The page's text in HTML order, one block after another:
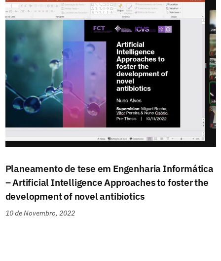
Planeamento de tese em Engenharia Informática
– Artificial Intelligence Approaches to foster the
development of novel antibiotics
10 de Novembro, 2022